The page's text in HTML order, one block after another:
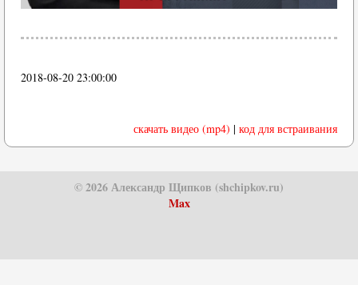
2018-08-20 23:00:00
скачать видео (mp4) | код для встраивания
© 2026 Александр Щипков (shchipkov.ru)
Max